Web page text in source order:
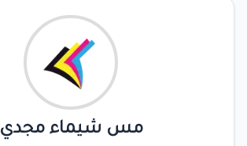
مس شيماء مجدي